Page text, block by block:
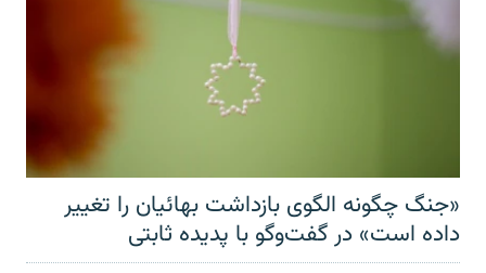
«جنگ چگونه الگوی بازداشت بهائیان را تغییر
داده است» در گفت‌وگو با پدیده ثابتی